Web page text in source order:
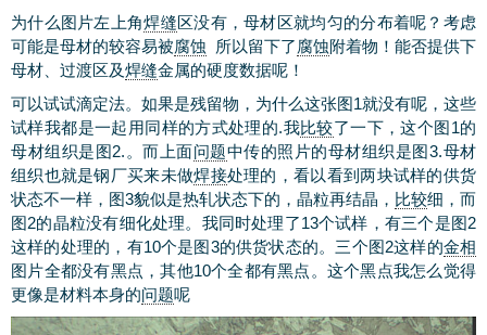
为什么图片左上角焊缝区没有，母材区就均匀的分布着呢？考虑
可能是母材的较容易被腐蚀 所以留下了腐蚀附着物！能否提供下
母材、过渡区及焊缝金属的硬度数据呢！
可以试试滴定法。如果是残留物，为什么这张图1就没有呢，这些
试样我都是一起用同样的方式处理的.我比较了一下，这个图1的
母材组织是图2.。而上面问题中传的照片的母材组织是图3.母材
组织也就是钢厂买来未做焊接处理的，看以看到两块试样的供货
状态不一样，图3貌似是热轧状态下的，晶粒再结晶， 比较细，而
图2的晶粒没有细化处理。我同时处理了13个试样，有三个是图2
这样的处理的，有10个是图3的供货状态的。三个图2这样的金相
图片全都没有黑点，其他10个全都有黑点。这个黑点我怎么觉得
更像是材料本身的问题呢